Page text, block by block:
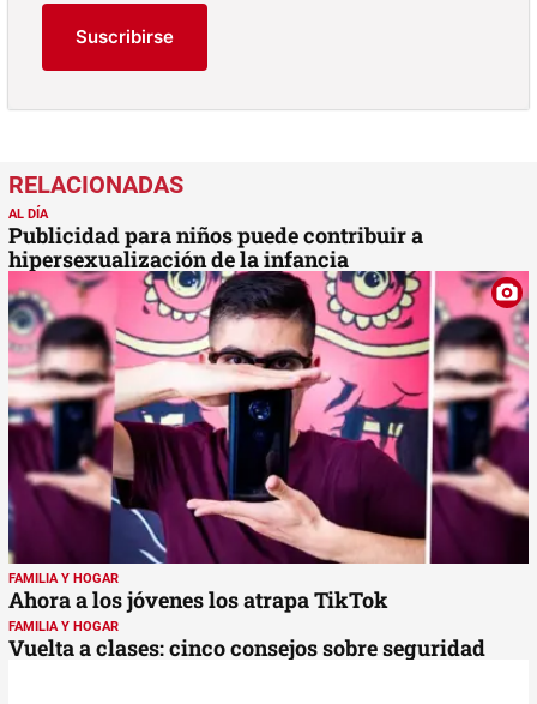
Suscribirse
AL DÍA
Publicidad para niños puede contribuir a
hipersexualización de la infancia
FAMILIA Y HOGAR
Ahora a los jóvenes los atrapa TikTok
FAMILIA Y HOGAR
Vuelta a clases: cinco consejos sobre seguridad